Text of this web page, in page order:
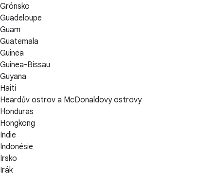
Grónsko
Guadeloupe
Guam
Guatemala
Guinea
Guinea-Bissau
Guyana
Haiti
Heardův ostrov a McDonaldovy ostrovy
Honduras
Hongkong
Indie
Indonésie
Irsko
Irák